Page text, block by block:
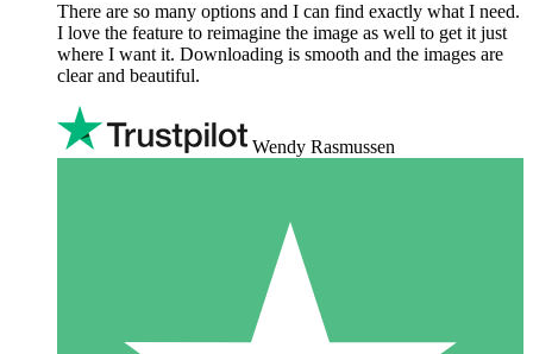
There are so many options and I can find exactly what I need.
I love the feature to reimagine the image as well to get it just
where I want it. Downloading is smooth and the images are
clear and beautiful.
Wendy Rasmussen